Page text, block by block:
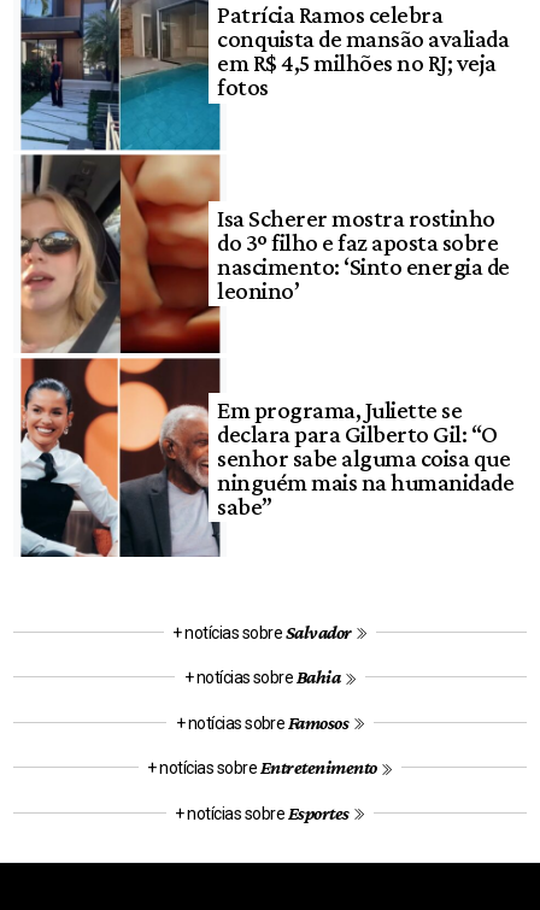
Patrícia Ramos celebra
conquista de mansão avaliada
em R$ 4,5 milhões no RJ; veja
fotos
Isa Scherer mostra rostinho
do 3º filho e faz aposta sobre
nascimento: ‘Sinto energia de
leonino’
Em programa, Juliette se
declara para Gilberto Gil: “O
senhor sabe alguma coisa que
ninguém mais na humanidade
sabe”
+ notícias sobreSalvador
+ notícias sobreBahia
+ notícias sobre Famosos
+ notícias sobreEntretenimento
+ notícias sobre Esportes